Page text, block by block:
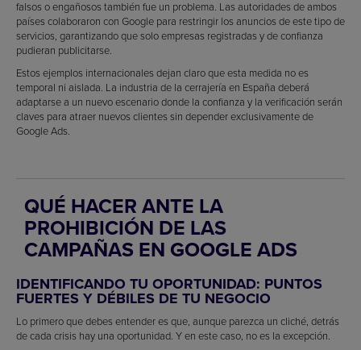
falsos o engañosos también fue un problema. Las autoridades de ambos
países colaboraron con Google para restringir los anuncios de este tipo de
servicios, garantizando que solo empresas registradas y de confianza
pudieran publicitarse.
Estos ejemplos internacionales dejan claro que esta medida no es
temporal ni aislada. La industria de la cerrajería en España deberá
adaptarse a un nuevo escenario donde la confianza y la verificación serán
claves para atraer nuevos clientes sin depender exclusivamente de
Google Ads.
QUÉ HACER ANTE LA
PROHIBICIÓN DE LAS
CAMPAÑAS EN GOOGLE ADS
IDENTIFICANDO TU OPORTUNIDAD: PUNTOS
FUERTES Y DÉBILES DE TU NEGOCIO
Lo primero que debes entender es que, aunque parezca un cliché, detrás
de cada crisis hay una oportunidad. Y en este caso, no es la excepción.